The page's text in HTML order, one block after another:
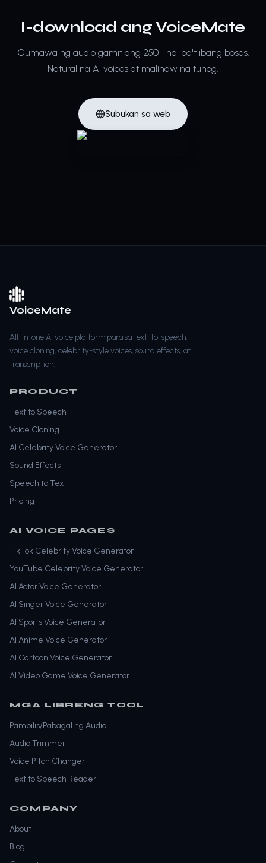
I-download ang VoiceMate
Gumawa ng audio gamit ang 250+ na iba't ibang boses.
Natural na AI voices at malinaw na tunog.
Subukan sa web
VoiceMate
All-in-one AI voice platform para sa text-to-speech,
voice cloning, celebrity-style voices, sound effects, at
transcription.
PRODUCT
Text to Speech
Voice Cloning
AI Celebrity Voice Generator
Sound Effects
Speech to Text
Pricing
AI VOICE PAGES
TikTok Celebrity Voice Generator
YouTube Celebrity Voice Generator
AI Actor Voice Generator
AI Singer Voice Generator
AI Sports Voice Generator
AI Anime Voice Generator
AI Cartoon Voice Generator
AI Video Game Voice Generator
MGA LIBRENG TOOL
Pambilis/Pabagal ng Audio
Audio Trimmer
Voice Pitch Changer
Text to Speech Reader
COMPANY
About
Blog